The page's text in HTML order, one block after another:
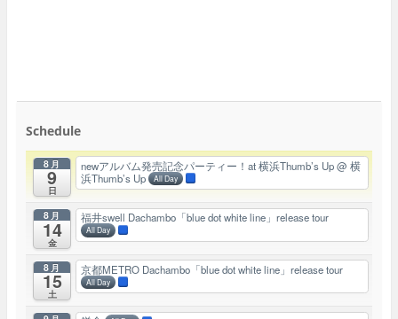
Schedule
8月
9
日
newアルバム発売記念パーティー！at 横浜Thumb’s Up@ 横
浜Thumb’s Up
All Day
8月
14
金
福井swell Dachambo「blue dot white line」release tour
All Day
8月
15
土
京都METRO Dachambo「blue dot white line」release tour
All Day